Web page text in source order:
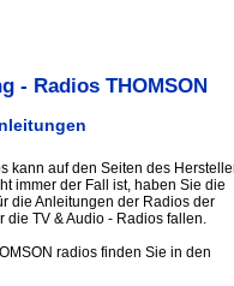
- Radios THOMSON
kann auf den Seiten des
immer der Fall ist, haben Sie die
die Anleitungen der Radios der
die TV & Audio - Radios fallen.
radios finden Sie in den